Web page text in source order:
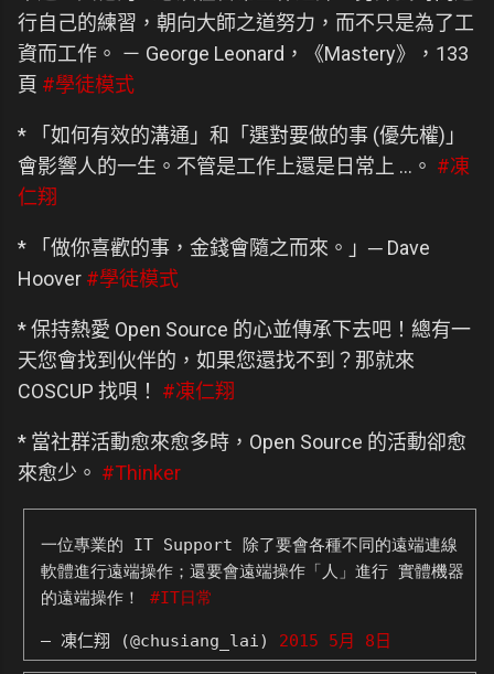
行自己的練習，朝向大師之道努力，而不只是為了工
資而工作。 － George Leonard，《Mastery》，133
頁 #學徒模式
* 「如何有效的溝通」和「選對要做的事 (優先權)」
會影響人的一生。不管是工作上還是日常上 …。 #凍
仁翔
* 「做你喜歡的事，金錢會隨之而來。」─ Dave
Hoover #學徒模式
* 保持熱愛 Open Source 的心並傳承下去吧！總有一
天您會找到伙伴的，如果您還找不到？那就來
COSCUP 找唄！ #凍仁翔
* 當社群活動愈來愈多時，Open Source 的活動卻愈
來愈少。 #Thinker
一位專業的 IT Support 除了要會各種不同的遠端連線
軟體進行遠端操作；還要會遠端操作「人」進行 實體機器
的遠端操作！ #IT日常
— 凍仁翔 (@chusiang_lai) 2015 5月 8日